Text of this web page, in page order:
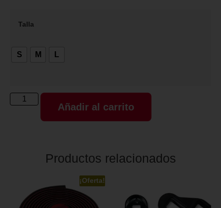
Talla
S M L
Añadir al carrito
Productos relacionados
¡Oferta!